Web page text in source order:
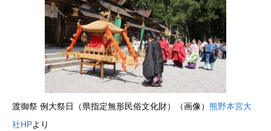
渡御祭 例大祭日（県指定無形民俗文化財）（画像） 熊野本宮大
社HPより